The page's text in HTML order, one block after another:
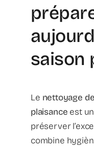
saison
Le nettoyage
plaisance est
préserver
combine